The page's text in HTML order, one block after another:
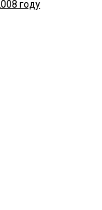
году